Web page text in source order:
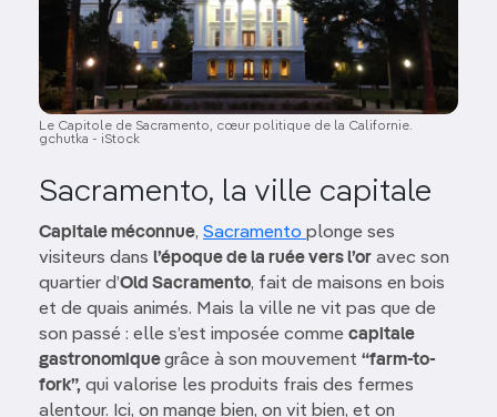
Le Capitole de Sacramento, cœur politique de la Californie.
gchutka - iStock
Sacramento, la ville capitale
Capitale méconnue, Sacramento plonge ses
visiteurs dans l’époque de la ruée vers l’or avec son
quartier d’Old Sacramento, fait de maisons en bois
et de quais animés. Mais la ville ne vit pas que de
son passé : elle s’est imposée comme capitale
gastronomiquegrâce à son mouvement “farm-to-
fork”, qui valorise les produits frais des fermes
alentour. Ici, on mange bien, on vit bien, et on